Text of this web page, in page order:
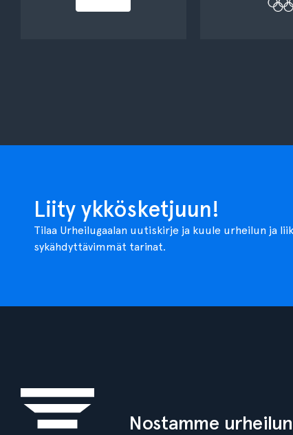
Liity ykkösketjuun!
Tilaa Urheilugaalan uutiskirje ja kuule urheilun ja
sykähdyttävimmät tarinat.
Nostamme